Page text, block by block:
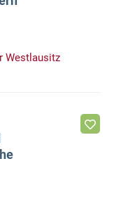
Westlausitz